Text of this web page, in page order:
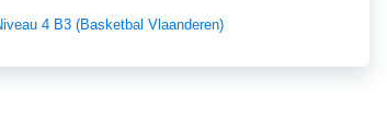
4 B3 (Basketbal Vlaanderen)